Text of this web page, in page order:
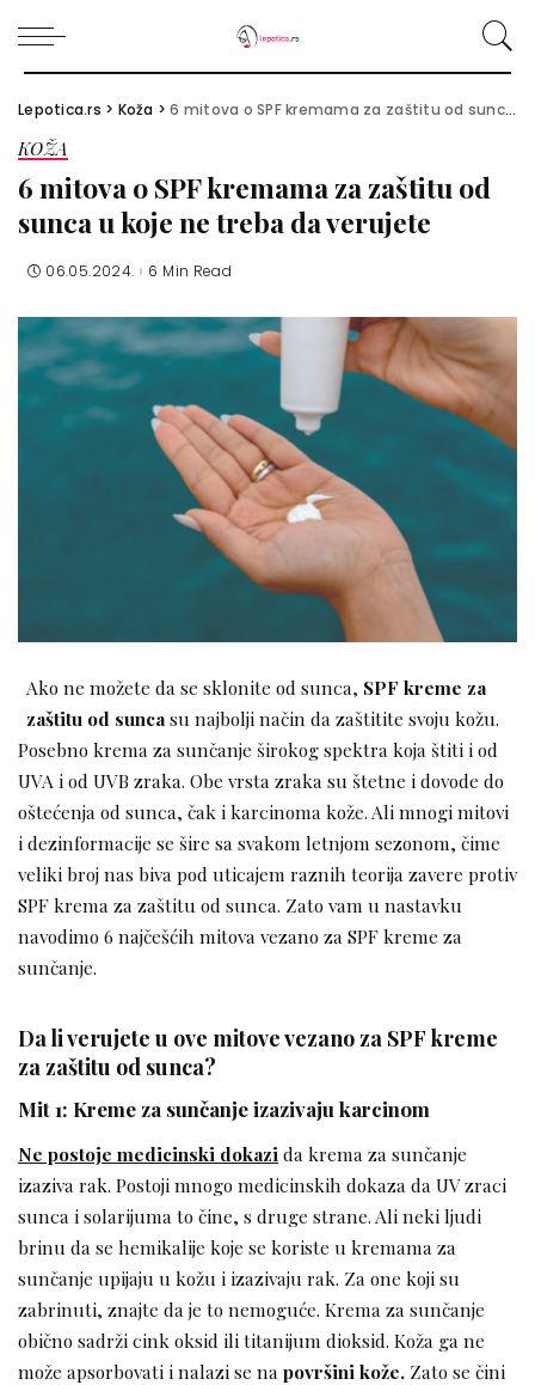
Lepotica.rs > Koža >6 mitova o SPF kremama za zaštitu od sunca u koje ne treba da verujete
KOŽA
6 mitova o SPF kremama za zaštitu od
sunca u koje ne treba da verujete
06.05.2024. 6 Min Read
Ako ne možete da se sklonite od sunca, SPF kreme za
zaštitu od suncasu najbolji način da zaštitite svoju kožu.
Posebno krema za sunčanje širokog spektra koja štiti i od
UVA i od UVB zraka. Obe vrsta zraka su štetne i dovode do
oštećenja od sunca, čak i karcinoma kože. Ali mnogi mitovi
i dezinformacije se šire sa svakom letnjom sezonom, čime
veliki broj nas biva pod uticajem raznih teorija zavere protiv
SPF krema za zaštitu od sunca. Zato vam u nastavku
navodimo 6 najčešćih mitova vezano za SPF kreme za
sunčanje.
Da li verujete u ove mitove vezano za SPF kreme
za zaštitu od sunca?
Mit 1: Kreme za sunčanje izazivaju karcinom
Ne postoje medicinski dokazi da krema za sunčanje
izaziva rak. Postoji mnogo medicinskih dokaza da UV zraci
sunca i solarijuma to čine, s druge strane. Ali neki ljudi
brinu da se hemikalije koje se koriste u kremama za
sunčanje upijaju u kožu i izazivaju rak. Za one koji su
zabrinuti, znajte da je to nemoguće. Krema za sunčanje
obično sadrži cink oksid ili titanijum dioksid. Koža ga ne
može apsorbovati i nalazi se na površini kože. Zato se čini